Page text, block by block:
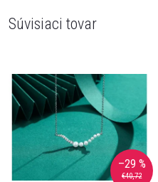
Súvisiaci tovar
€40,72
–29 %